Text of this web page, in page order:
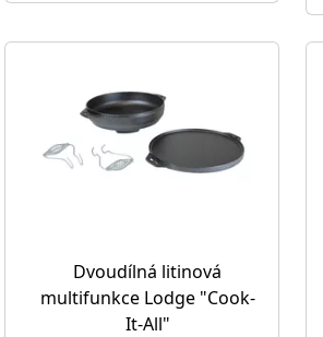
Dvoudílná litinová
multifunkce Lodge "Cook-
It-All"